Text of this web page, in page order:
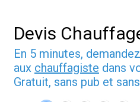
Devis
En 5 minutes, demandez
aux chauffagiste dans
Gratuit, sans pub et